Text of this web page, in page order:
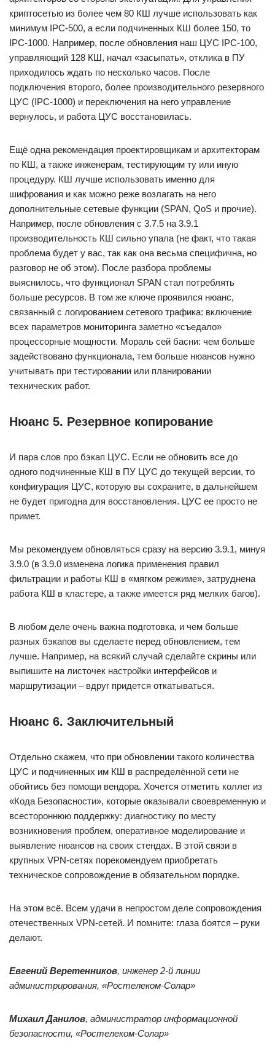
криптосетью из более чем 80 КШ лучше использовать как
минимум IPC-500, а если подчиненных КШ более 150, то
IPC-1000. Например, после обновления наш ЦУС IPC-100,
управляющий 128 КШ, начал «засыпать», отклика в ПУ
приходилось ждать по несколько часов. После
подключения второго, более производительного резервного
ЦУС (IPC-1000) и переключения на него управление
вернулось, и работа ЦУС восстановилась.
Ещё одна рекомендация проектировщикам и архитекторам
по КШ, а также инженерам, тестирующим ту или иную
процедуру. КШ лучше использовать именно для
шифрования и как можно реже возлагать на него
дополнительные сетевые функции (SPAN, QoS и прочие).
Например, после обновления с 3.7.5 на 3.9.1
производительность КШ сильно упала (не факт, что такая
проблема будет у вас, так как она весьма специфична, но
разговор не об этом). После разбора проблемы
выяснилось, что функционал SPAN стал потреблять
больше ресурсов. В том же ключе проявился нюанс,
связанный с логированием сетевого трафика: включение
всех параметров мониторинга заметно «съедало»
процессорные мощности. Мораль сей басни: чем больше
задействовано функционала, тем больше нюансов нужно
учитывать при тестировании или планировании
технических работ.
Нюанс 5. Резервное копирование
И пара слов про бэкап ЦУС. Если не обновить все до
одного подчиненные КШ в ПУ ЦУС до текущей версии, то
конфигурация ЦУС, которую вы сохраните, в дальнейшем
не будет пригодна для восстановления. ЦУС ее просто не
примет.
Мы рекомендуем обновляться сразу на версию 3.9.1, минуя
3.9.0 (в 3.9.0 изменена логика применения правил
фильтрации и работы КШ в «мягком режиме», затруднена
работа КШ в кластере, а также имеется ряд мелких багов).
В любом деле очень важна подготовка, и чем больше
разных бэкапов вы сделаете перед обновлением, тем
лучше. Например, на всякий случай сделайте скрины или
выпишите на листочек настройки интерфейсов и
маршрутизации – вдруг придется откатываться.
Нюанс 6. Заключительный
Отдельно скажем, что при обновлении такого количества
ЦУС и подчиненных им КШ в распределённой сети не
обойтись без помощи вендора. Хочется отметить коллег из
«Кода Безопасности», которые оказывали своевременную и
всестороннюю поддержку: диагностику по месту
возникновения проблем, оперативное моделирование и
выявление нюансов на своих стендах. В этой связи в
крупных VPN-сетях порекомендуем приобретать
техническое сопровождение в обязательном порядке.
На этом всё. Всем удачи в непростом деле сопровождения
отечественных VPN-сетей. И помните: глаза боятся – руки
делают.
Евгений Веретенников, инженер 2-й линии
администрирования, «Ростелеком-Солар»
Михаил Данилов, администратор информационной
безопасности, «Ростелеком-Солар»